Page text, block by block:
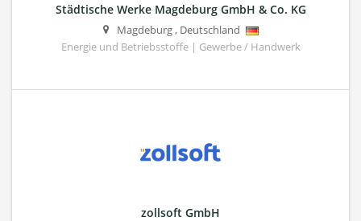
Städtische Werke Magdeburg GmbH & Co. KG
Magdeburg, Deutschland
Energie und Betriebsstoffe | Gewerbe / Handwerk
zollsoft GmbH